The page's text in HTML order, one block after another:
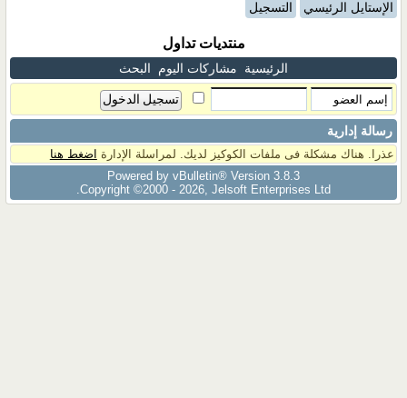
الإستايل الرئيسي التسجيل
منتديات تداول
الرئيسية مشاركات اليوم البحث
رسالة إدارية
عذرا. هناك مشكلة فى ملفات الكوكيز لديك. لمراسلة الإدارة اضغط هنا
Powered by vBulletin® Version 3.8.3
Copyright ©2000 - 2026, Jelsoft Enterprises Ltd.